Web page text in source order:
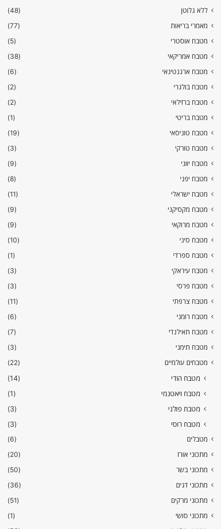
ללא גלוטן
(48)
מאמרי בריאות
(77)
מטבח אוסטרי
(5)
מטבח אמריקאי
(38)
מטבח ארגנטינאי
(6)
מטבח בולגרי
(2)
מטבח ברזילאי
(2)
מטבח בריטי
(1)
מטבח טוניסאי
(19)
מטבח טורקי
(3)
מטבח יווני
(9)
מטבח יפני
(8)
מטבח ישראלי
(11)
מטבח מקסיקני
(9)
מטבח מרוקאי
(9)
מטבח סיני
(10)
מטבח ספרדי
(1)
מטבח עיראקי
(3)
מטבח פרסי
(3)
מטבח צרפתי
(11)
מטבח רומני
(6)
מטבח תאילנדי
(7)
מטבח תימני
(3)
מטבחים עולמיים
(22)
מטבח הודי
(14)
מטבח ויאטנמי
(1)
מטבח פולני
(3)
מטבח רוסי
(3)
מטבלים
(6)
מתכוני אורז
(20)
מתכוני בשר
(50)
מתכוני דגים
(36)
מתכוני מרקים
(51)
מתכוני סושי
(1)